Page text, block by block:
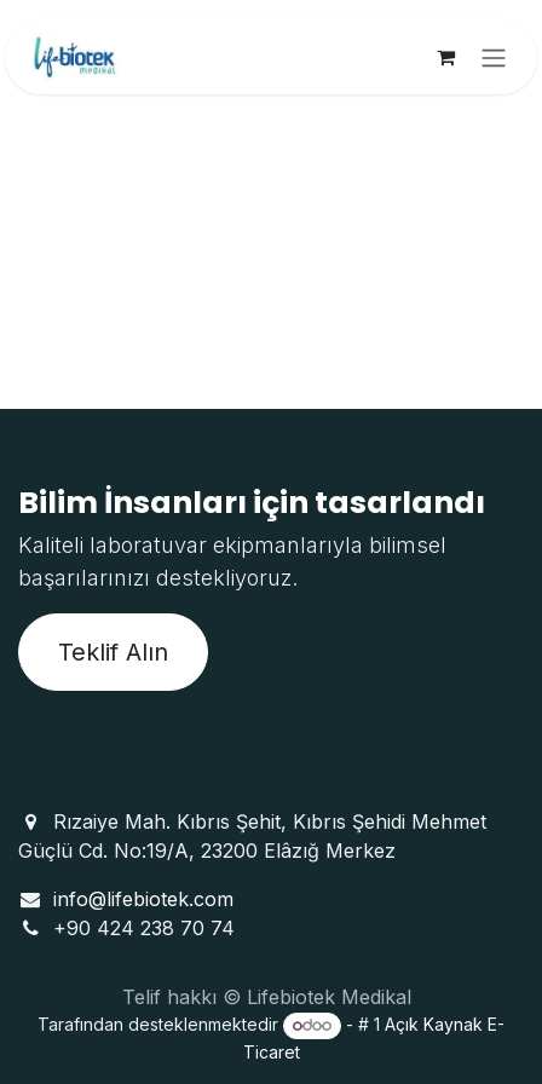
Bilim İnsanları için tasarlandı
Kaliteli laboratuvar ekipmanlarıyla bilimsel
başarılarınızı destekliyoruz.
Teklif Alın
Rızaiye Mah. Kıbrıs Şehit, Kıbrıs Şehidi Mehmet
Güçlü Cd. No:19/A, 23200 Elâzığ Merkez
info@lifebiotek.com
+90 424 238 70 74
Telif hakkı © Lifebiotek Medikal
Tarafından desteklenmektedir - # 1Açık Kaynak E-
Ticaret